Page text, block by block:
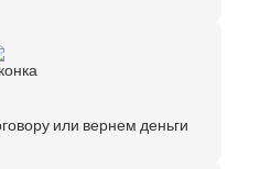
или вернем деньги